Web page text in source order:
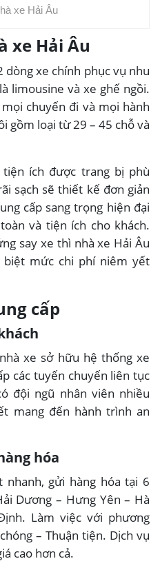
xe Hải Âu
xe Hải Âu
dòng xe chính phục vụ nhu
limousine và xe ghế ngồi.
chuyến đi và mọi hành
gồm loại từ 29 – 45 chỗ và
ích được trang bị phù
sạch sẽ thiết kế đơn giản
cấp sang trọng hiện đại
và tiện ích cho khách.
say xe thì nhà xe Hải Âu
mức chi phí niêm yết
cấp
xe sở hữu hệ thống xe
các tuyến chuyến liên tục
đội ngũ nhân viên nhiều
mang đến hành trình an
hóa
nhanh, gửi hàng hóa tại 6
Dương – Hưng Yên – Hà
Làm việc với phương
– Thuận tiện. Dịch vụ
cao hơn cả.